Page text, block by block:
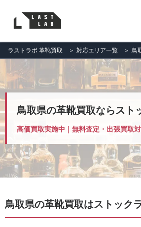
ラストラボ 革靴買取 ＞ 対応エリア一覧 ＞ 鳥
鳥取県の革靴買取ならスト
高価買取実施中｜無料査定・出張買取
鳥取県の革靴買取はストック